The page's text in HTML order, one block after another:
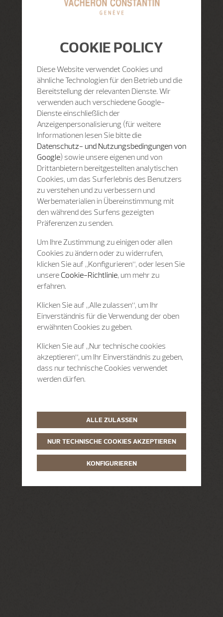
COOKIE POLICY
Diese Website verwendet Cookies und
ähnliche Technologien für den Betrieb und die
Bereitstellung der relevanten Dienste. Wir
verwenden auch verschiedene Google-
Dienste einschließlich der
Anzeigenpersonalisierung (für weitere
Informationen lesen Sie bitte die
Datenschutz- und Nutzungsbedingungen von
Google) sowie unsere eigenen und von
Drittanbietern bereitgestellten analytischen
Cookies, um das Surferlebnis des Benutzers
zu verstehen und zu verbessern und
Werbematerialien in Übereinstimmung mit
den während des Surfens gezeigten
Präferenzen zu senden.
Um Ihre Zustimmung zu einigen oder allen
Cookies zu ändern oder zu widerrufen,
klicken Sie auf „Konfigurieren“, oder lesen Sie
unsere Cookie-Richtlinie, um mehr zu
erfahren.
Klicken Sie auf „Alle zulassen“, um Ihr
Einverständnis für die Verwendung der oben
erwähnten Cookies zu geben.
Klicken Sie auf „Nur technische cookies
akzeptieren“, um Ihr Einverständnis zu geben,
dass nur technische Cookies verwendet
werden dürfen.
ALLE ZULASSEN
NUR TECHNISCHE COOKIES AKZEPTIEREN
KONFIGURIEREN